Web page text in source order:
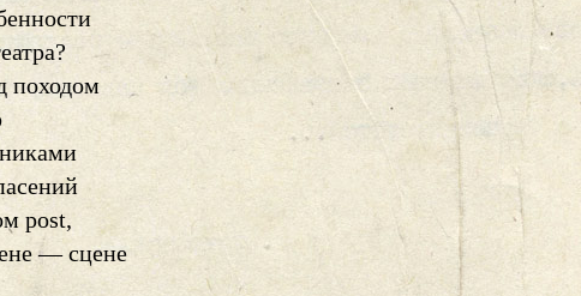
походом
post,
— сцене